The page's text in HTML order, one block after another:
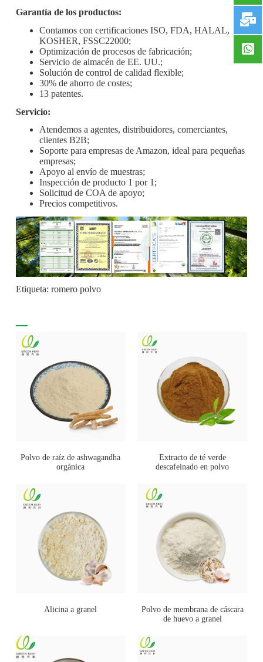
Garantía de los productos:
Contamos con certificaciones ISO, FDA, HALAL,
KOSHER, FSSC22000;
Optimización de procesos de fabricación;
Servicio de almacén de EE. UU.;
Solución de control de calidad flexible;
30% de ahorro de costes;
13 patentes.
Servicio:
Atendemos a agentes, distribuidores, comerciantes,
clientes B2B;
Soporte para empresas de Amazon, ideal para pequeñas
empresas;
Apoyo al envío de muestras;
Inspección de producto 1 por 1;
Solicitud de COA de apoyo;
Precios competitivos.
Etiqueta: romero polvo
Polvo de raíz de ashwagandha
orgánica
Extracto de té verde
descafeinado en polvo
Alicina a granel
Polvo de membrana de cáscara
de huevo a granel